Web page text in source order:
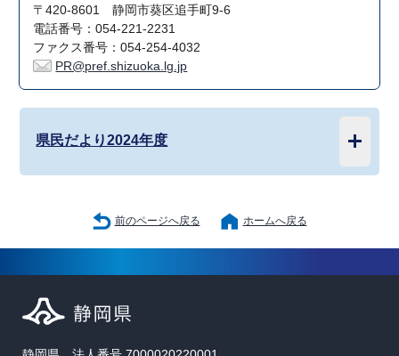
〒420-8601 静岡市葵区追手町9-6
電話番号：054-221-2231
ファクス番号：054-254-4032
PR@pref.shizuoka.lg.jp
県民だより2024年度
前のページへ戻る ホームへ戻る